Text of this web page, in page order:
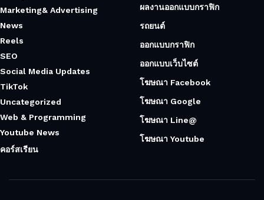
Marketing& Advertising
News
Reels
SEO
Social Media Updates
TikTok
Uncategorized
Web & Programming
Youtube News
คอร์สเรียน
ผลงานออกแบบกราฟิก
รถยนต์
ออกแบบกราฟิก
ออกแบบเว็บไซต์
โฆษณา Facebook
โฆษณา Google
โฆษณา Line@
โฆษณา Youtube